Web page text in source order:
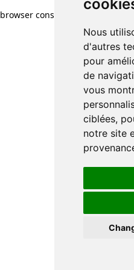
Nous
d'autres
pour
de
vous
ciblées,
notre site
browser console for more